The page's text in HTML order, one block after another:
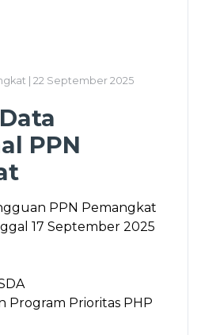
| 22 September 2025
PPN
PPN Pemangkat
17 September 2025
Program Prioritas PHP